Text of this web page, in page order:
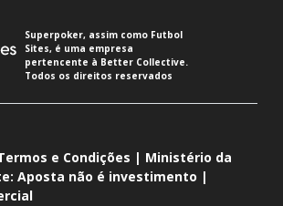
Superpoker, assim como Futbol
Sites, é uma empresa
pertencente à Better Collective.
Todos os direitos reservados
e Condições | Ministério da
Aposta não é investimento |